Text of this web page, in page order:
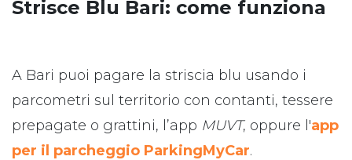
Strisce Blu Bari: come funziona
A Bari puoi pagare la striscia blu usando i
parcometri sul territorio con contanti, tessere
prepagate o grattini, l’app MUVT, oppure l'app
per il parcheggio ParkingMyCar.